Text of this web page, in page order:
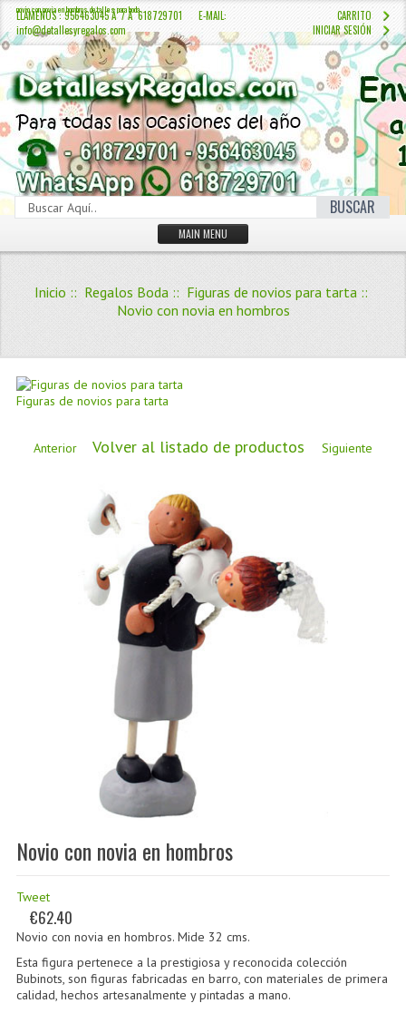
novio con novia en hombros detalles para boda
LLÁMENOS : 956463045 Â / Â 618729701 E-MAIL:
info@detallesyregalos.com
CARRITO
INICIAR SESIÓN
BUSCAR
MAIN MENU
CONTÁCTENOS
CÓMO COMPRAR
DÓNDE ESTAMOS
Inicio :: Regalos Boda :: Figuras de novios para tarta ::
Novio con novia en hombros
Figuras de novios para tarta
Anterior Volver al listado de productos Siguiente
Novio con novia en hombros
Tweet
€62.40
Novio con novia en hombros. Mide 32 cms.
Esta figura pertenece a la prestigiosa y reconocida colección
Bubinots, son figuras fabricadas en barro, con materiales de primera
calidad, hechos artesanalmente y pintadas a mano.